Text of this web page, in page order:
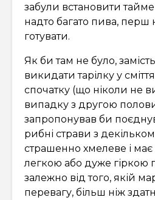
забули встановити
надто багато пива, перш
готувати.
Як би там не було,
викидати тарілку у
спочатку (що ніколи не
випадку з другою
запропонував би
рибні страви з
страшенно хмелеве і
легкою або дуже гіркою
залежно від того, якій
перевагу, більш ніж